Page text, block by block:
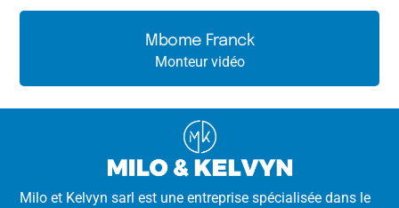
Mbome Franck
Monteur vidéo
Milo et Kelvyn sarl est une entreprise spécialisée dans le